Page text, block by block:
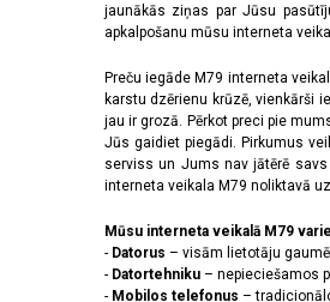
jaunākās ziņas par Jūsu
apkalpošanu mūsu interneta
Preču iegāde M79 interneta
karstu dzērienu krūzē, vienkārši
jau ir grozā. Pērkot preci pie
Jūs gaidiet piegādi. Pirkumus
serviss un Jums nav jātērē
interneta veikala M79 noliktavā
Mūsu interneta veikalā M79
- Datorus – visām lietotāju
- Datortehniku – nepieciešamos
- Mobilos telefonus –